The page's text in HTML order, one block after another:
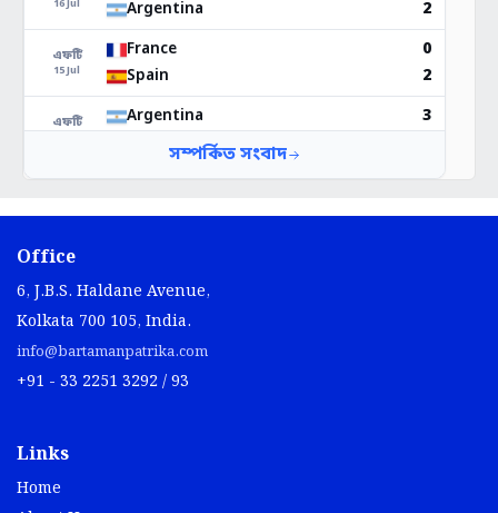
Office
6, J.B.S. Haldane Avenue,
Kolkata 700 105, India.
info@bartamanpatrika.com
+91 - 33 2251 3292 / 93
Links
Home